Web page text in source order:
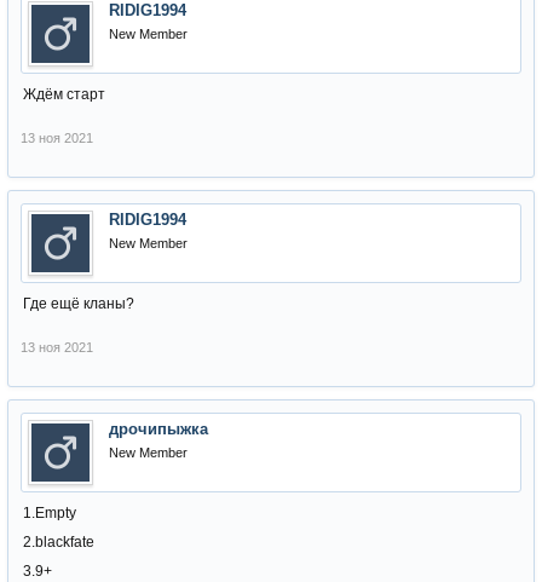
RIDIG1994
New Member
Ждём старт
13 ноя 2021
RIDIG1994
New Member
Где ещё кланы?
13 ноя 2021
дрочипыжка
New Member
1.Empty
2.blackfate
3.9+